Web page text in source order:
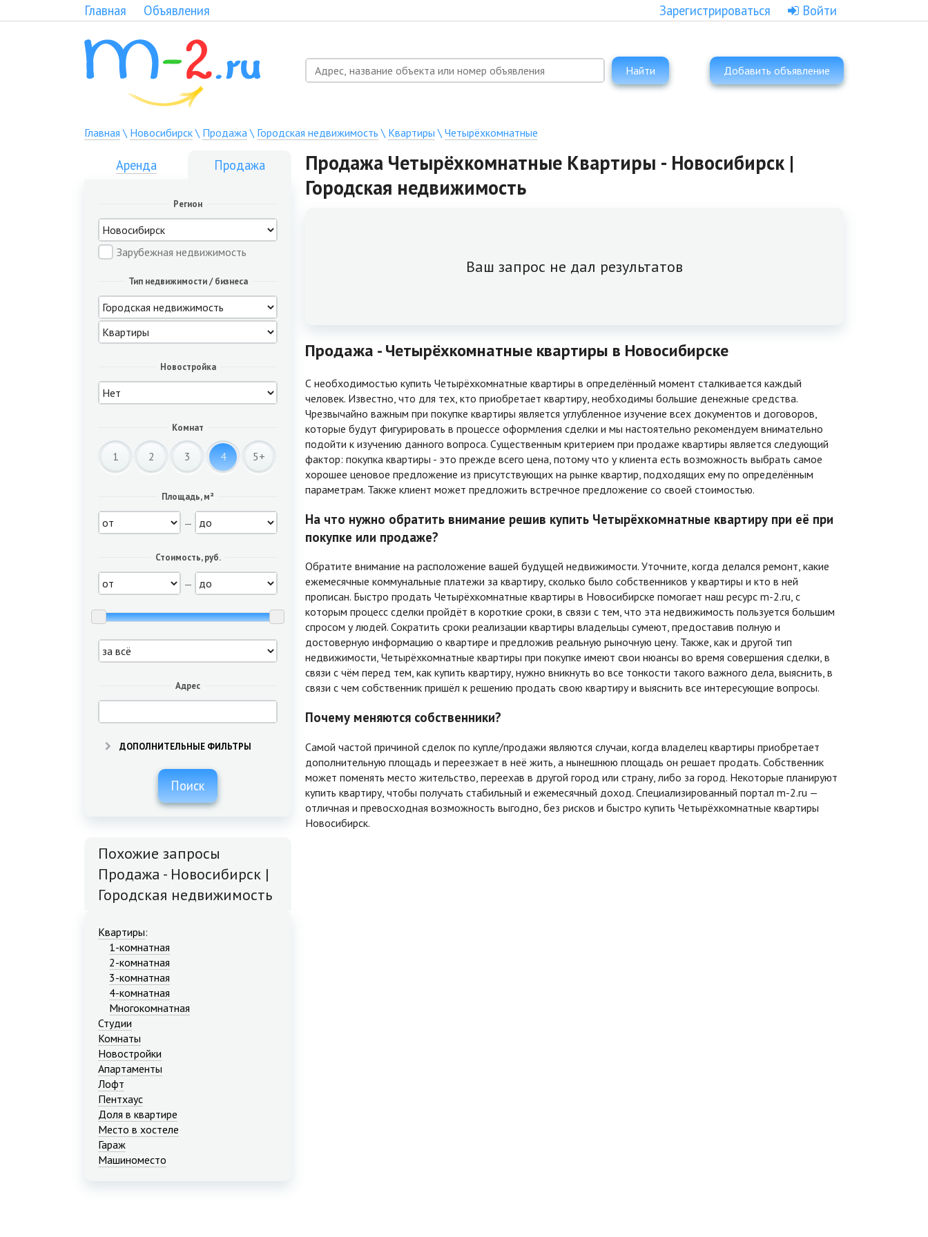
Главная Объявления Зарегистрироваться Войти
Найти Добавить объявление
Главная \ Новосибирск\ Продажа\ Городская недвижимость \ Квартиры \ Четырёхкомнатные
Аренда Продажа
Регион
Зарубежная недвижимость
Тип недвижимости / бизнеса
Новостройка
Комнат
1 2 3 4 5+
Площадь, м²
—
Стоимость, руб.
—
Адрес
ДОПОЛНИТЕЛЬНЫЕ ФИЛЬТРЫ
Поиск
Похожие запросы
Продажа - Новосибирск |
Городская недвижимость
Квартиры:
1-комнатная
2-комнатная
3-комнатная
4-комнатная
Многокомнатная
Студии
Комнаты
Новостройки
Апартаменты
Лофт
Пентхаус
Доля в квартире
Место в хостеле
Гараж
Машиноместо
Продажа Четырёхкомнатные Квартиры - Новосибирск |
Городская недвижимость
Ваш запрос не дал результатов
Продажа - Четырёхкомнатные квартиры в Новосибирске
С необходимостью купить Четырёхкомнатные квартиры в определённый момент сталкивается каждый
человек. Известно, что для тех, кто приобретает квартиру, необходимы большие денежные средства.
Чрезвычайно важным при покупке квартиры является углубленное изучение всех документов и договоров,
которые будут фигурировать в процессе оформления сделки и мы настоятельно рекомендуем внимательно
подойти к изучению данного вопроса. Существенным критерием при продаже квартиры является следующий
фактор: покупка квартиры - это прежде всего цена, потому что у клиента есть возможность выбрать самое
хорошее ценовое предложение из присутствующих на рынке квартир, подходящих ему по определённым
параметрам. Также клиент может предложить встречное предложение со своей стоимостью.
На что нужно обратить внимание решив купить Четырёхкомнатные квартиру при её при
покупке или продаже?
Обратите внимание на расположение вашей будущей недвижимости. Уточните, когда делался ремонт, какие
ежемесячные коммунальные платежи за квартиру, сколько было собственников у квартиры и кто в ней
прописан. Быстро продать Четырёхкомнатные квартиры в Новосибирске помогает наш ресурс m-2.ru, с
которым процесс сделки пройдёт в короткие сроки, в связи с тем, что эта недвижимость пользуется большим
спросом у людей. Сократить сроки реализации квартиры владельцы сумеют, предоставив полную и
достоверную информацию о квартире и предложив реальную рыночную цену. Также, как и другой тип
недвижимости, Четырёхкомнатные квартиры при покупке имеют свои нюансы во время совершения сделки, в
связи с чём перед тем, как купить квартиру, нужно вникнуть во все тонкости такого важного дела, выяснить, в
связи с чем собственник пришёл к решению продать свою квартиру и выяснить все интересующие вопросы.
Почему меняются собственники?
Самой частой причиной сделок по купле/продажи являются случаи, когда владелец квартиры приобретает
дополнительную площадь и переезжает в неё жить, а нынешнюю площадь он решает продать. Собственник
может поменять место жительство, переехав в другой город или страну, либо за город. Некоторые планируют
купить квартиру, чтобы получать стабильный и ежемесячный доход. Специализированный портал m-2.ru —
отличная и превосходная возможность выгодно, без рисков и быстро купить Четырёхкомнатные квартиры
Новосибирск.